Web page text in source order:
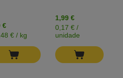
€
€ / kg
1,99 €
0,17 € /
unidade